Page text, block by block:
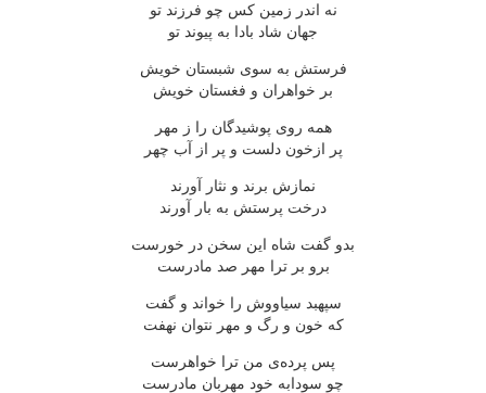
نه اندر زمین کس چو فرزند تو
جهان شاد بادا به پیوند تو
فرستش به سوی شبستان خویش
بر خواهران و فغستان خویش
همه روی پوشیدگان را ز مهر
پر ازخون دلست و پر از آب چهر
نمازش برند و نثار آورند
درخت پرستش به بار آورند
بدو گفت شاه این سخن در خورست
برو بر ترا مهر صد مادرست
سپهبد سیاووش را خواند و گفت
که خون و رگ و مهر نتوان نهفت
پس پرده‌ی من ترا خواهرست
چو سودابه خود مهربان مادرست